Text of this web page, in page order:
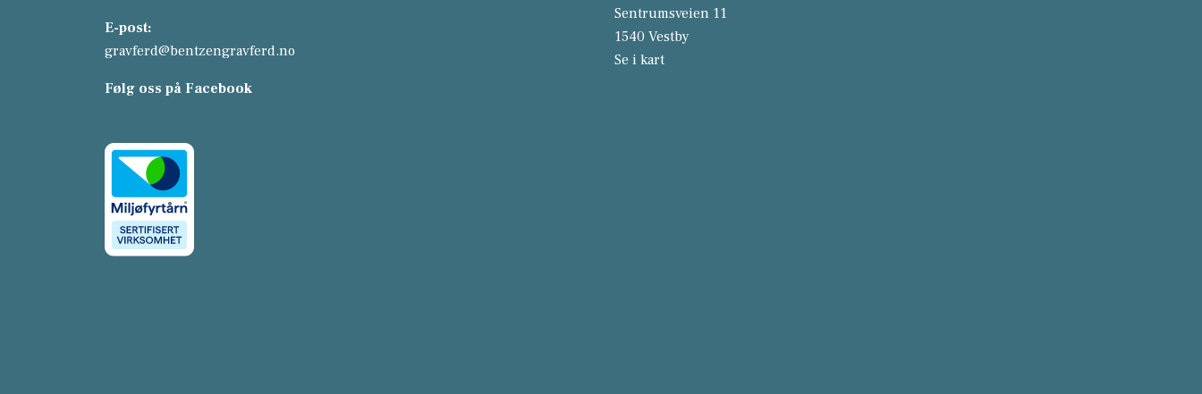
E-post:
gravferd@bentzengravferd.no
Følg oss på Facebook
Sentrumsveien 11
1540 Vestby
Se i kart